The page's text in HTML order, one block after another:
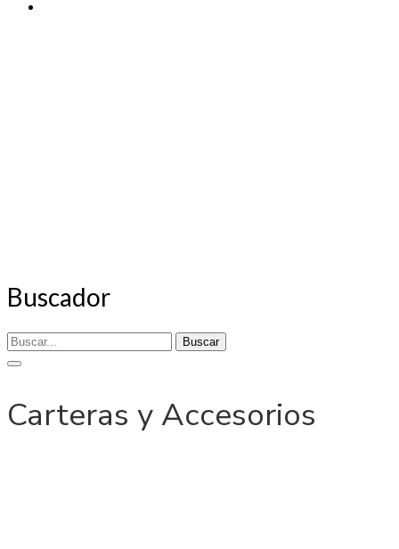
Buscador
Buscar
Carteras y Accesorios